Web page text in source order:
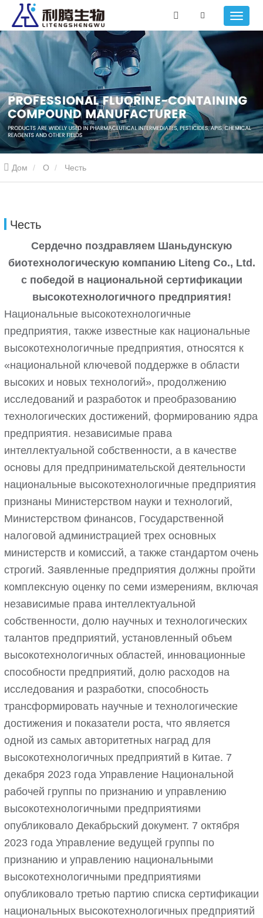
Дом О Честь
Честь
Сердечно поздравляем Шаньдунскую
биотехнологическую компанию Liteng Co., Ltd.
с победой в национальной сертификации
высокотехнологичного предприятия!
Национальные высокотехнологичные
предприятия, также известные как национальные
высокотехнологичные предприятия, относятся к
«национальной ключевой поддержке в области
высоких и новых технологий», продолжению
исследований и разработок и преобразованию
технологических достижений, формированию ядра
предприятия. независимые права
интеллектуальной собственности, а в качестве
основы для предпринимательской деятельности
национальные высокотехнологичные предприятия
признаны Министерством науки и технологий,
Министерством финансов, Государственной
налоговой администрацией трех основных
министерств и комиссий, а также стандартом очень
строгий. Заявленные предприятия должны пройти
комплексную оценку по семи измерениям, включая
независимые права интеллектуальной
собственности, долю научных и технологических
талантов предприятий, установленный объем
высокотехнологичных областей, инновационные
способности предприятий, долю расходов на
исследования и разработки, способность
трансформировать научные и технологические
достижения и показатели роста, что является
одной из самых авторитетных наград для
высокотехнологичных предприятий в Китае. 7
декабря 2023 года Управление Национальной
рабочей группы по признанию и управлению
высокотехнологичными предприятиями
опубликовало Декабрьский документ. 7 октября
2023 года Управление ведущей группы по
признанию и управлению национальными
высокотехнологичными предприятиями
опубликовало третью партию списка сертификации
национальных высокотехнологичных предприятий